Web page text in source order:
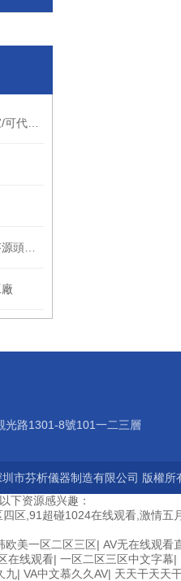
光路1301-8號101一二三層
圳市芬析儀器制造有限公司 版權
下资源感兴趣：
区,91超碰1024在线观看,激情
欧美一区二区三区| AV无在线观看
在线观看| 一区二区三区中文字幕|
九| VA中文慕久久AV| 天天干天天